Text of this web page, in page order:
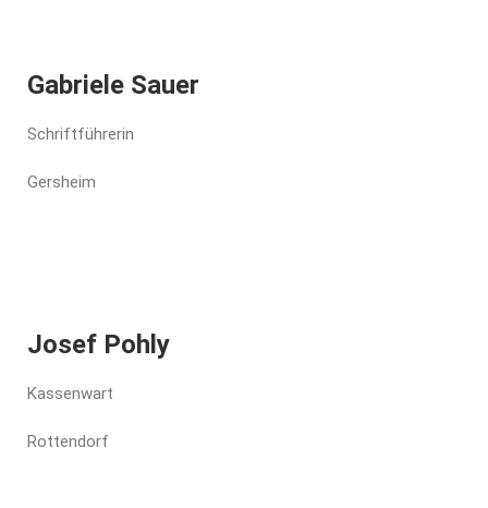
Gabriele Sauer
Schriftführerin
Gersheim
Josef Pohly
Kassenwart
Rottendorf